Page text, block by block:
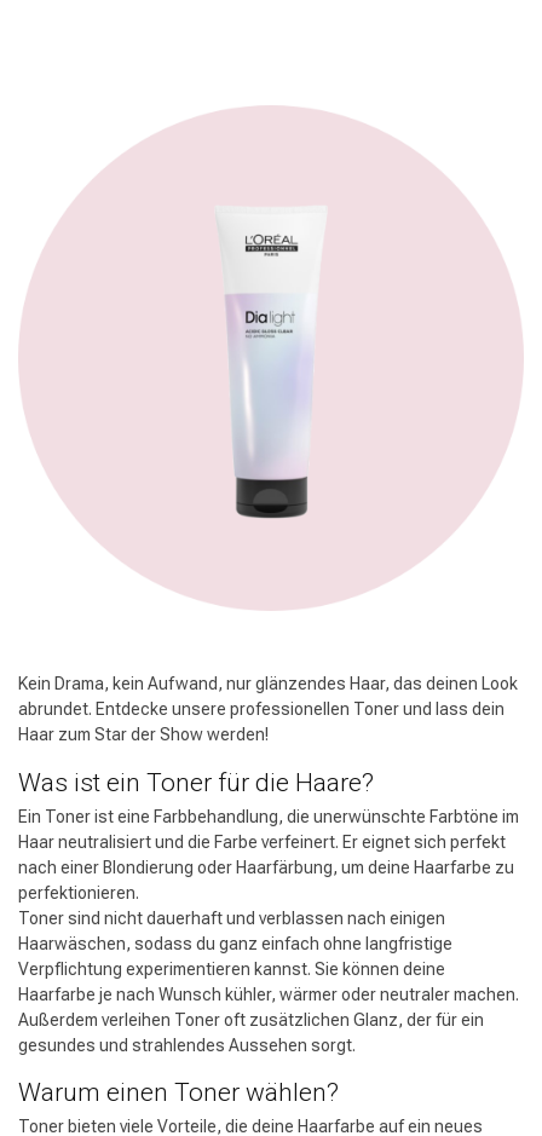
Stylingprodukte
Kein Drama, kein Aufwand, nur glänzendes Haar, das deinen Look
abrundet. Entdecke unsere professionellen Toner und lass dein
Haar zum Star der Show werden!
Was ist ein Toner für die Haare?
Ein Toner ist eine Farbbehandlung, die unerwünschte Farbtöne im
Haar neutralisiert und die Farbe verfeinert. Er eignet sich perfekt
nach einer Blondierung oder Haarfärbung, um deine Haarfarbe zu
perfektionieren.
Toner sind nicht dauerhaft und verblassen nach einigen
Haarwäschen, sodass du ganz einfach ohne langfristige
Verpflichtung experimentieren kannst. Sie können deine
Haarfarbe je nach Wunsch kühler, wärmer oder neutraler machen.
Außerdem verleihen Toner oft zusätzlichen Glanz, der für ein
gesundes und strahlendes Aussehen sorgt.
Warum einen Toner wählen?
Toner bieten viele Vorteile, die deine Haarfarbe auf ein neues